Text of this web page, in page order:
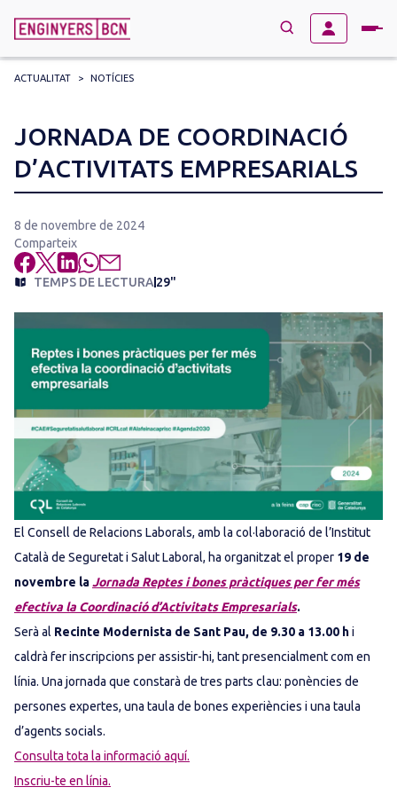
for:
ACTUALITAT > NOTÍCIES
JORNADA DE COORDINACIÓ
D’ACTIVITATS EMPRESARIALS
8 de novembre de 2024
Comparteix
TEMPS DE LECTURA 29"
El Consell de Relacions Laborals, amb la col·laboració de l’Institut
Català de Seguretat i Salut Laboral, ha organitzat el proper 19 de
novembre laJornada Reptes i bones pràctiques per fer més
efectiva la Coordinació d’Activitats Empresarials.
Serà al Recinte Modernista de Sant Pau, de 9.30 a 13.00 hi
caldrà fer inscripcions per assistir-hi, tant presencialment com en
línia. Una jornada que constarà de tres parts clau: ponències de
persones expertes, una taula de bones experiències i una taula
d’agents socials.
Consulta tota la informació aquí.
Inscriu-te en línia.